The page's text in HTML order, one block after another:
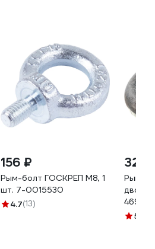
156 ₽
Рым-болт ГОСКРЕП М8, 1
шт. 7-0015530
4.7(13)
322
Рым-
двор
5